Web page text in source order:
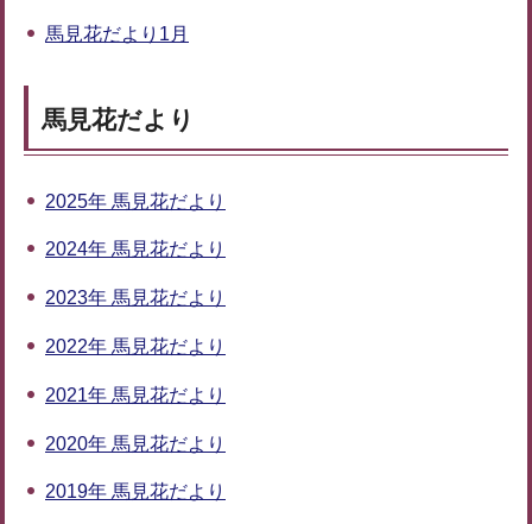
馬見花だより1月
馬見花だより
2025年 馬見花だより
2024年 馬見花だより
2023年 馬見花だより
2022年 馬見花だより
2021年 馬見花だより
2020年 馬見花だより
2019年 馬見花だより